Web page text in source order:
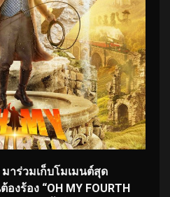
มาร่วมเก็บโมเมนต์สุด
งร้อง “OH MY FOURTH